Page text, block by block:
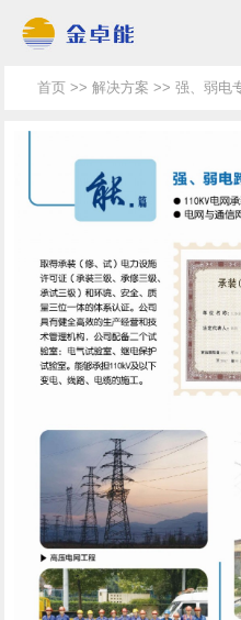
首页 >>解决方案 >> 强、弱电